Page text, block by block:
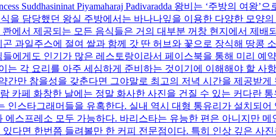
Suddhasininat Piyamaharaj Padivaradda 왕비는 ‘주방의 여
을 담당했던 왕실 주방에서는 바나나잎을 이용한 다양한 모양
콴에서 제공되는 모든 음식들은 거의 대부분 꺼창 현지에서 제
과일주스에 절여 쌀과 함께 갓 딴 허브와 꽃으로 장식해 땅콩
에게도 인기가 많은 레스토랑이라서 페이스북을 통해 미리
는 각 요리를 아주 세심하게 준비하는 것이기에 이해해야 할
만 참을성을 갖춘다면 그야말로 최고의 저녁 시간을 제공받게
람 카페 화창한 날에는 정말 화사한 사진을 건질 수 있는 커다
인스타그래머들을 유혹한다. 실내 역시 대형 통유리가 설치되
에스프레소 모두 가능하다. 바리스타는 유능한 편은 아니지만
다면 한번쯤 들려볼만 한 커피 전문점이다. 특히 인상 깊은 사